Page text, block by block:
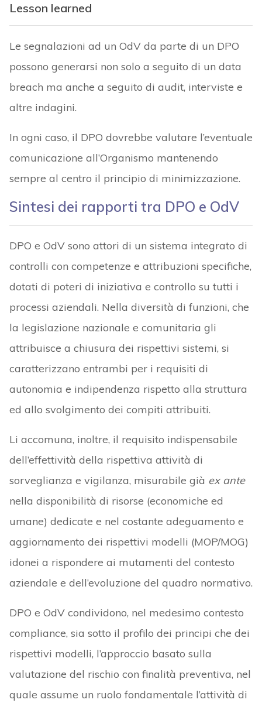
Lesson learned
Le segnalazioni ad un OdV da parte di un DPO
possono generarsi non solo a seguito di un data
breach ma anche a seguito di audit, interviste e
altre indagini.
In ogni caso, il DPO dovrebbe valutare l’eventuale
comunicazione all’Organismo mantenendo
sempre al centro il principio di minimizzazione.
Sintesi dei rapporti tra DPO e OdV
DPO e OdV sono attori di un sistema integrato di
controlli con competenze e attribuzioni specifiche,
dotati di poteri di iniziativa e controllo su tutti i
processi aziendali. Nella diversità di funzioni, che
la legislazione nazionale e comunitaria gli
attribuisce a chiusura dei rispettivi sistemi, si
caratterizzano entrambi per i requisiti di
autonomia e indipendenza rispetto alla struttura
ed allo svolgimento dei compiti attribuiti.
Li accomuna, inoltre, il requisito indispensabile
dell’effettività della rispettiva attività di
sorveglianza e vigilanza, misurabile già ex ante
nella disponibilità di risorse (economiche ed
umane) dedicate e nel costante adeguamento e
aggiornamento dei rispettivi modelli (MOP/MOG)
idonei a rispondere ai mutamenti del contesto
aziendale e dell’evoluzione del quadro normativo.
DPO e OdV condividono, nel medesimo contesto
compliance, sia sotto il profilo dei principi che dei
rispettivi modelli, l’approccio basato sulla
valutazione del rischio con finalità preventiva, nel
quale assume un ruolo fondamentale l’attività di